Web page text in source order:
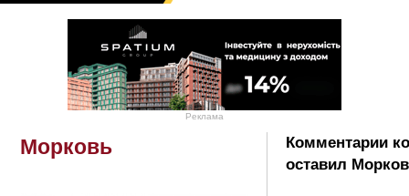
Реклама
Морковь
Комментарии
оставил